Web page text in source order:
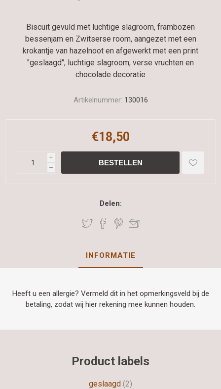
Biscuit gevuld met luchtige slagroom, frambozen
bessenjam en Zwitserse room, aangezet met een
krokantje van hazelnoot en afgewerkt met een print
"geslaagd", luchtige slagroom, verse vruchten en
chocolade decoratie
Artikelnummer: 130016
€18,50
i
h
Delen:
INFORMATIE
Heeft u een allergie? Vermeld dit in het opmerkingsveld bij de
betaling, zodat wij hier rekening mee kunnen houden.
Product labels
geslaagd (2)